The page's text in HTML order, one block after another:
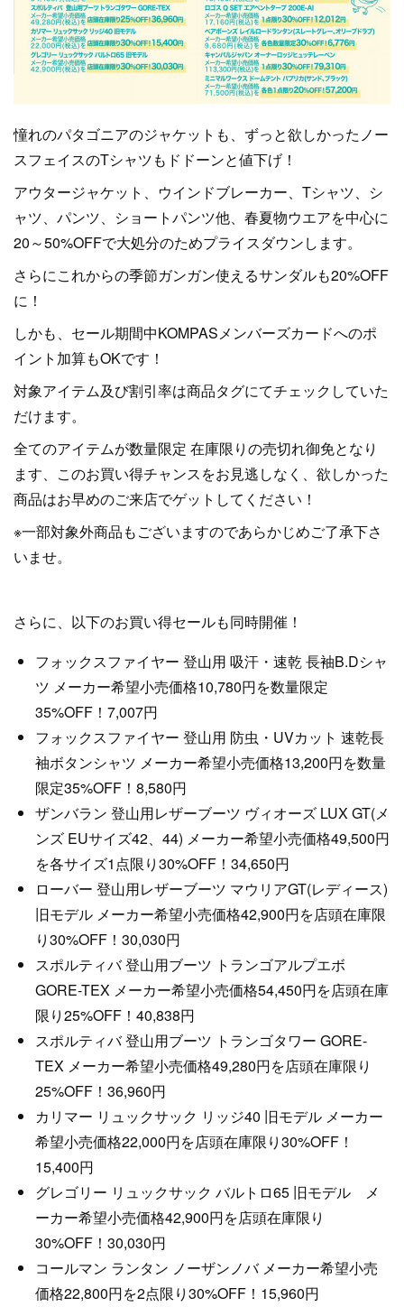
憧れのパタゴニアのジャケットも、ずっと欲しかったノー
スフェイスのTシャツもドドーンと値下げ！
アウタージャケット、ウインドブレーカー、Tシャツ、シ
ャツ、パンツ、ショートパンツ他、春夏物ウエアを中心に
20～50%OFFで大処分のためプライスダウンします。
さらにこれからの季節ガンガン使えるサンダルも20%OFF
に！
しかも、セール期間中KOMPASメンバーズカードへのポ
イント加算もOKです！
対象アイテム及び割引率は商品タグにてチェックしていた
だけます。
全てのアイテムが数量限定 在庫限りの売切れ御免となり
ます、このお買い得チャンスをお見逃しなく、欲しかった
商品はお早めのご来店でゲットしてください！
※一部対象外商品もございますのであらかじめご了承下さ
いませ。
さらに、以下のお買い得セールも同時開催！
フォックスファイヤー 登山用 吸汗・速乾 長袖B.Dシャ
ツ メーカー希望小売価格10,780円を数量限定
35%OFF！7,007円
フォックスファイヤー 登山用 防虫・UVカット 速乾長
袖ボタンシャツ メーカー希望小売価格13,200円を数量
限定35%OFF！8,580円
ザンバラン 登山用レザーブーツ ヴィオーズ LUX GT(メ
ンズ EUサイズ42、44) メーカー希望小売価格49,500円
を各サイズ1点限り30%OFF！34,650円
ローバー 登山用レザーブーツ マウリアGT(レディース)
旧モデル メーカー希望小売価格42,900円を店頭在庫限
り30%OFF！30,030円
スポルティバ 登山用ブーツ トランゴアルプエボ
GORE-TEX メーカー希望小売価格54,450円を店頭在庫
限り25%OFF！40,838円
スポルティバ 登山用ブーツ トランゴタワー GORE-
TEX メーカー希望小売価格49,280円を店頭在庫限り
25%OFF！36,960円
カリマー リュックサック リッジ40 旧モデル メーカー
希望小売価格22,000円を店頭在庫限り30%OFF！
15,400円
グレゴリー リュックサック バルトロ65 旧モデル メ
ーカー希望小売価格42,900円を店頭在庫限り
30%OFF！30,030円
コールマン ランタン ノーザンノバ メーカー希望小売
価格22,800円を2点限り30%OFF！15,960円